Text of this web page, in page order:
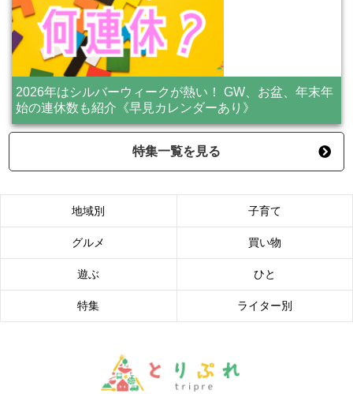
2026年はシルバーウィークが熱い！ GW、お盆、年末年
始の連休数も紹介《早見カレンダーあり》
特集一覧を見る
地域別 子育て
グルメ 買い物
遊ぶ ひと
特集 ライター別